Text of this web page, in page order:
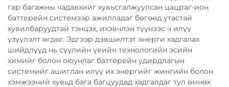
гар багажны чадавхийг хувьсгалжуулсан цацраг-ион
баттерейн системээр ажилладаг бөгөөд утастай
хувилбаруудтай тэнцэх, ихэвчлэн түүнээс ч илүү
үзүүлэлт өгдөг. Эдгээр дэвшилтэт энерги хадгалах
шийдлүүд нь сүүлийн үеийн технологийн эсийн
химийг болон оюунлаг баттерейн удирдлагын
системийг ашиглан илүү их энергийг жингийн болон
хэмжээний хувьд бага багцуудад хадгалдаг тул өмнөх